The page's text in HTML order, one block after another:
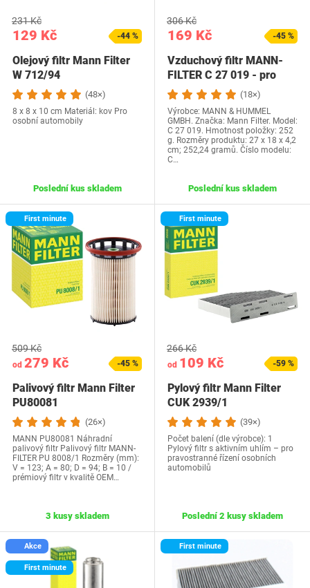
129 Kč
231 Kč
-44 %
Olejový filtr Mann Filter
W 712/94
(48×)
8 x 8 x 10 cm Materiál: kov Pro
osobní automobily
Poslední kus skladem
169 Kč
306 Kč
-45 %
Vzduchový filtr MANN-
FILTER C 27 019 - pro
osobní…
(18×)
Výrobce: MANN & HUMMEL
GMBH. Značka: Mann Filter. Model:
C 27 019. Hmotnost položky: 252
g. Rozměry produktu: 27 x 18 x 4,2
cm; 252,24 gramů. Číslo modelu:
C…
Poslední kus skladem
First minute
od 279 Kč
509 Kč
-45 %
Palivový filtr Mann Filter
PU80081
(26×)
MANN PU80081 Náhradní
palivový filtr Palivový filtr MANN-
FILTER PU 8008/1 Rozměry (mm):
V = 123; A = 80; D = 94; B = 10 /
prémiový filtr v kvalitě OEM…
3 kusy skladem
First minute
od 109 Kč
266 Kč
-59 %
Pylový filtr Mann Filter
CUK 2939/1
(39×)
Počet balení (dle výrobce): 1
Pylový filtr s aktivním uhlím – pro
pravostranné řízení osobních
automobilů
Poslední 2 kusy skladem
Akce
First minute
First minute